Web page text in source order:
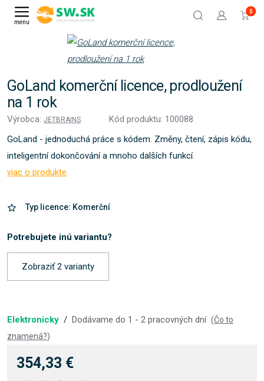
menu
0
GoLand komerční licence, prodloužení
na 1 rok
Výrobca: JETBRAINS
Kód produktu: 100088
GoLand - jednoduchá práce s kódem. Změny, čtení, zápis kódu,
inteligentní dokončování a mnoho dalších funkcí.
viac o produkte
Typ licence: Komerční
Potrebujete inú variantu?
Zobraziť 2 varianty
Elektronicky / Dodávame do 1 - 2 pracovných dní (Čo to
znamená?)
354,33 €